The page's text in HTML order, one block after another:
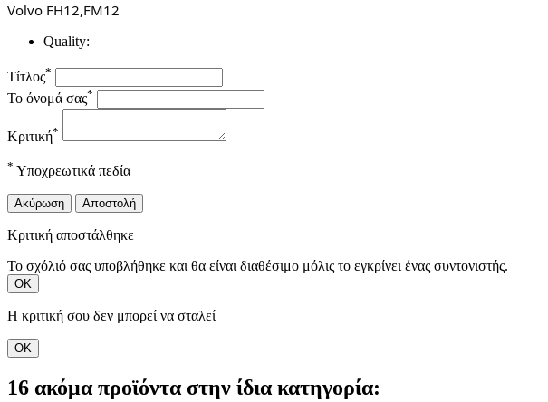
Volvo FH12,FM12
Quality:
Τίτλος*
Το όνομά σας*
Κριτική*
* Υποχρεωτικά πεδία
Ακύρωση Αποστολή
Κριτική αποστάλθηκε
Το σχόλιό σας υποβλήθηκε και θα είναι διαθέσιμο μόλις το εγκρίνει ένας συντονιστής.
ΟΚ
Η κριτική σου δεν μπορεί να σταλεί
ΟΚ
16 ακόμα προϊόντα στην ίδια κατηγορία: